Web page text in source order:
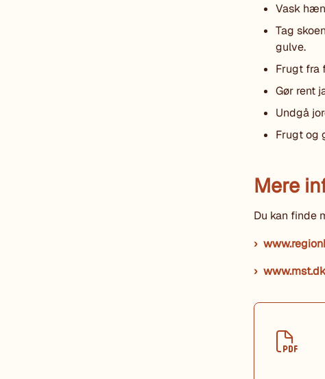
Vask
Tag
gulve.
Frugt fra
Gør rent
Undgå
Frugt og
Mere
Du kan finde
www.mst.dk